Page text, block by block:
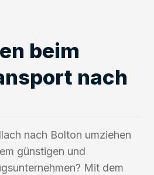
beim
nach
nach Bolton umziehen
günstigen und
Mit dem